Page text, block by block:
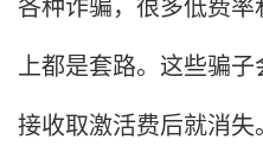
上都是套路。这些骗
接收取激活费后就消